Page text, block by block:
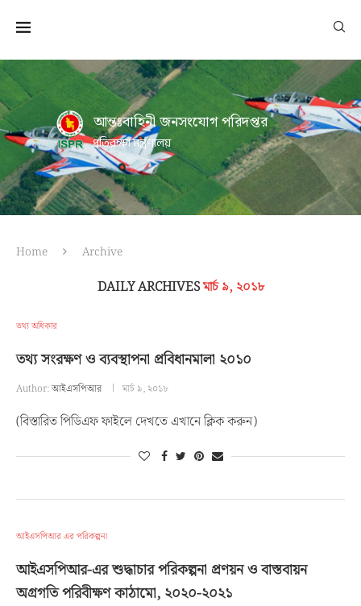
আন্তঃবাহিনী জনসংযোগ পরিদপ্তর
প্রতিরক্ষা মন্ত্রণালয়
Home Archive
DAILY ARCHIVESমার্চ ৯, ২০১৮
তথ্য অধিকার
তথ্য সংরক্ষণ ও ব্যবস্থাপনা প্রবিধানমালা ২০১০
Author:আইএসপিআর মার্চ ৯, ২০১৮
(বিস্তারিত পিডিএফ ফাইলে দেখতে এখানে ক্লিক করুন)
আইএসপিআর এর পরিকল্পনা
আইএসপিআর-এর শুদ্ধাচার পরিকল্পনা প্রণয়ন ও বাস্তবায়ন
অগ্রগতি পরিবীক্ষণ কাঠামো, ২০২০-২০২১